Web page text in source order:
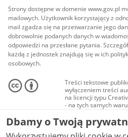
Strony dostępne w domenie www.gov.pl
mailowych. Użytkownik korzystający z
mail zgadza się na przetwarzanie jego
dobrowolnie podanych danych w
odpowiedzi na przesłane pytania.
każdą z jednostek znajdują się w ich
osobowych.
Treści tekstowe
wyłączeniem treści
na licencji typu
- na tych samych
Materiały
audio i wideo, są
Creative Commons:
niekomercyjne - bez
Dbamy o Twoją